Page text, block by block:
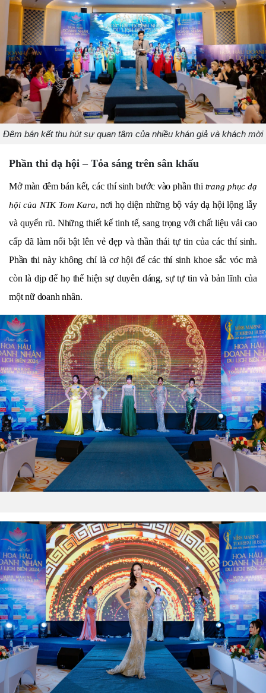
Đêm bán kết thu hút sự quan tâm của nhiều khán giả và khách mời
Phần thi dạ hội – Tỏa sáng trên sân khấu
Mở màn đêm bán kết, các thí sinh bước vào phần thi trang phục dạ
hội của NTK Tom Kara, nơi họ diện những bộ váy dạ hội lộng lẫy
và quyến rũ. Những thiết kế tinh tế, sang trọng với chất liệu vải cao
cấp đã làm nổi bật lên vẻ đẹp và thần thái tự tin của các thí sinh.
Phần thi này không chỉ là cơ hội để các thí sinh khoe sắc vóc mà
còn là dịp để họ thể hiện sự duyên dáng, sự tự tin và bản lĩnh của
một nữ doanh nhân.